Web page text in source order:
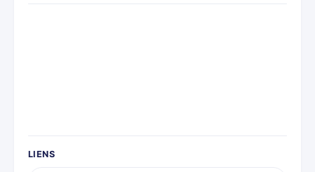
LIENS